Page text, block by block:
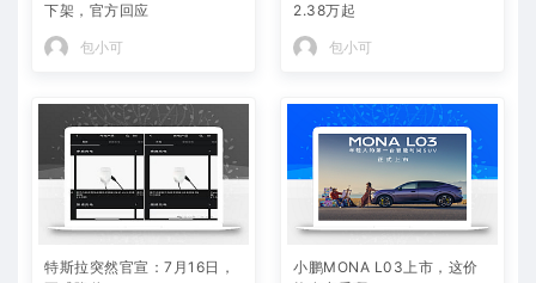
下架，官方回应
包小可
2.38万起
包小可
特斯拉突然官宣：7月16日，
小鹏MONA L03上市，这价